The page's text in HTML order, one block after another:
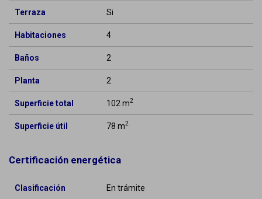
Terraza Si
Habitaciones 4
Baños 2
Planta 2
Superficie total 102 m2
Superficie útil 78 m2
Certificación energética
Clasificación En trámite